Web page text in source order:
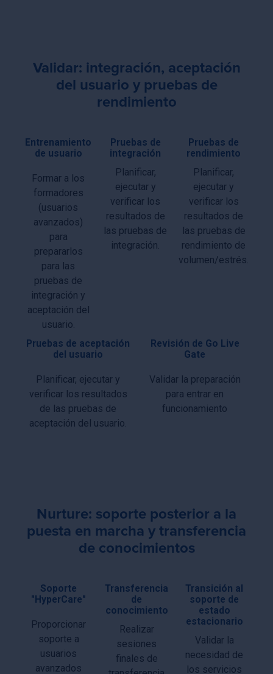
Validar: integración, aceptación
del usuario y pruebas de
rendimiento
Entrenamiento
de usuario
Formar a los
formadores
(usuarios
avanzados)
para
prepararlos
para las
pruebas de
integración y
aceptación del
usuario.
Pruebas de
integración
Planificar,
ejecutar y
verificar los
resultados de
las pruebas de
integración.
Pruebas de
rendimiento
Planificar,
ejecutar y
verificar los
resultados de
las pruebas de
rendimiento de
volumen/estrés.
Pruebas de aceptación
del usuario
Planificar, ejecutar y
verificar los resultados
de las pruebas de
aceptación del usuario.
Revisión de Go Live
Gate
Validar la preparación
para entrar en
funcionamiento
Nurture: soporte posterior a la
puesta en marcha y transferencia
de conocimientos
Soporte
"HyperCare"
Proporcionar
soporte a
usuarios
avanzados
Transferencia
de
conocimiento
Realizar
sesiones
finales de
Transición al
soporte de
estado
estacionario
Validar la
necesidad de
los servicios